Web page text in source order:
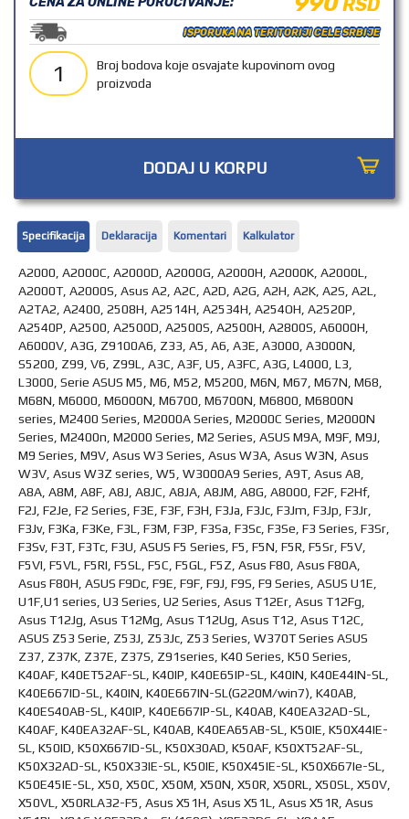
OUTLET
RSD
ISPORUKA NA TERITORIJI CELE SRBIJE
1
Broj bodova koje osvajate kupovinom ovog
proizvoda
DODAJ U KORPU
Specifikacija Deklaracija Komentari Kalkulator
A2000, A2000C, A2000D, A2000G, A2000H, A2000K, A2000L,
A2000T, A2000S, Asus A2, A2C, A2D, A2G, A2H, A2K, A2S, A2L,
A2TA2, A2400, 2508H, A2514H, A2534H, A254OH, A2520P,
A2540P, A2500, A2500D, A2500S, A2500H, A2800S, A6000H,
A6000V, A3G, Z9100A6, Z33, A5, A6, A3E, A3000, A3000N,
S5200, Z99, V6, Z99L, A3C, A3F, U5, A3FC, A3G, L4000, L3,
L3000, Serie ASUS M5, M6, M52, M5200, M6N, M67, M67N, M68,
M68N, M6000, M6000N, M6700, M6700N, M6800, M6800N
series, M2400 Series, M2000A Series, M2000C Series, M2000N
Series, M2400n, M2000 Series, M2 Series, ASUS M9A, M9F, M9J,
M9 Series, M9V, Asus W3 Series, Asus W3A, Asus W3N, Asus
W3V, Asus W3Z series, W5, W3000A9 Series, A9T, Asus A8,
A8A, A8M, A8F, A8J, A8JC, A8JA, A8JM, A8G, A8000, F2F, F2Hf,
F2J, F2Je, F2 Series, F3E, F3F, F3H, F3Ja, F3Jc, F3Jm, F3Jp, F3Jr,
F3Jv, F3Ka, F3Ke, F3L, F3M, F3P, F3Sa, F3Sc, F3Se, F3 Series, F3Sr,
F3Sv, F3T, F3Tc, F3U, ASUS F5 Series, F5, F5N, F5R, F5Sr, F5V,
F5VI, F5VL, F5RI, F5SL, F5C, F5GL, F5Z, Asus F80, Asus F80A,
Asus F80H, ASUS F9Dc, F9E, F9F, F9J, F9S, F9 Series, ASUS U1E,
U1F,U1 series, U3 Series, U2 Series, Asus T12Er, Asus T12Fg,
Asus T12Jg, Asus T12Mg, Asus T12Ug, Asus T12, Asus T12C,
ASUS Z53 Serie, Z53J, Z53Jc, Z53 Series, W370T Series ASUS
Z37, Z37K, Z37E, Z37S, Z91series, K40 Series, K50 Series,
K40AF, K40ET52AF-SL, K40IP, K40E65IP-SL, K40IN, K40E44IN-SL,
K40E667ID-SL, K40IN, K40E667IN-SL(G220M/win7), K40AB,
K40ES40AB-SL, K40IP, K40E667IP-SL, K40AB, K40EA32AD-SL,
K40AF, K40EA32AF-SL, K40AB, K40EA65AB-SL, K50IE, K50X44IE-
SL, K50ID, K50X667ID-SL, K50X30AD, K50AF, K50XT52AF-SL,
K50X32AD-SL, K50X33IE-SL, K50IE, K50X45IE-SL, K50X667Ie-SL,
K50E45IE-SL, X50, X50C, X50M, X50N, X50R, X50RL, X50SL, X50V,
X50VL, X50RLA32-F5, Asus X51H, Asus X51L, Asus X51R, Asus